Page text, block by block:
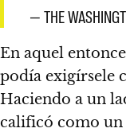
— THE
En aquel
podía exigírsele
Haciendo a un
calificó como un